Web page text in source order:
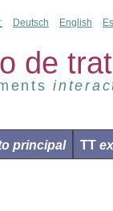
de
Deutsch English
principal TT